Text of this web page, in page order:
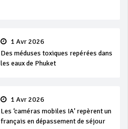
1 Avr 2026
Des méduses toxiques repérées dans
les eaux de Phuket
1 Avr 2026
Les ‘caméras mobiles IA’ repèrent un
français en dépassement de séjour